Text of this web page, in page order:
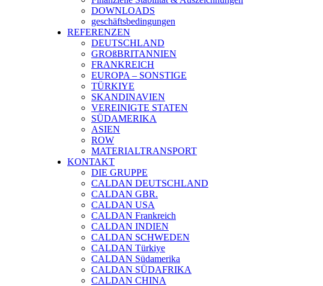
DOWNLOADS
geschäftsbedingungen
REFERENZEN
DEUTSCHLAND
GROßBRITANNIEN
FRANKREICH
EUROPA – SONSTIGE
TÜRKIYE
SKANDINAVIEN
VEREINIGTE STATEN
SÜDAMERIKA
ASIEN
ROW
MATERIALTRANSPORT
KONTAKT
DIE GRUPPE
CALDAN DEUTSCHLAND
CALDAN GBR.
CALDAN USA
CALDAN Frankreich
CALDAN INDIEN
CALDAN SCHWEDEN
CALDAN Türkiye
CALDAN Südamerika
CALDAN SÜDAFRIKA
CALDAN CHINA